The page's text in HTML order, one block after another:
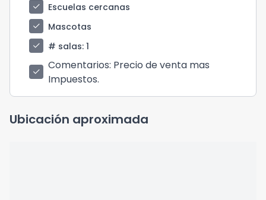
check
Escuelas cercanas
check
Mascotas
check
# salas: 1
check Comentarios: Precio de venta mas
Impuestos.
Ubicación aproximada